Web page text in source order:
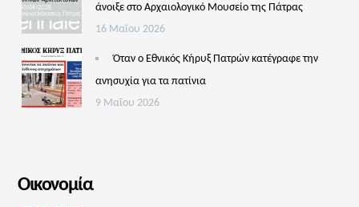
άνοιξε στο Αρχαιολογικό Μουσείο της Πάτρας
16 Μαΐου 2026
Όταν ο Εθνικός Κήρυξ Πατρών κατέγραφε την
ανησυχία για τα πατίνια
9 Μαΐου 2026
Οικονομία